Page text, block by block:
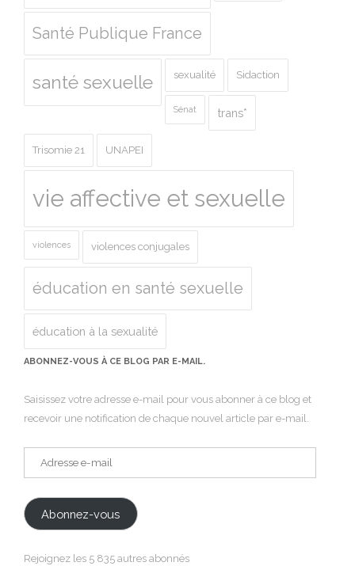
Santé Publique France
santé sexuelle sexualité Sidaction
Sénat trans*
Trisomie 21 UNAPEI
vie affective et sexuelle
violences violences conjugales
éducation en santé sexuelle
éducation à la sexualité
ABONNEZ-VOUS À CE BLOG PAR E-MAIL.
Saisissez votre adresse e-mail pour vous abonner à ce blog et
recevoir une notification de chaque nouvel article par e-mail.
Abonnez-vous
Rejoignez les 5 835 autres abonnés